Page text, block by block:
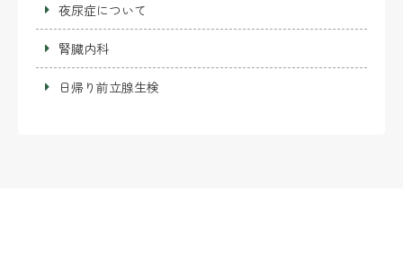
夜尿症について
腎臓内科
日帰り前立腺生検